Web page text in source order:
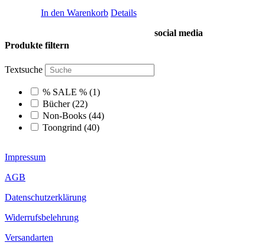
In den Warenkorb Details
Produkte filtern
Textsuche
% SALE % (1)
Bücher(22)
Non-Books (44)
Toongrind (40)
social media
Impressum
AGB
Datenschutzerklärung
Widerrufsbelehrung
Versandarten